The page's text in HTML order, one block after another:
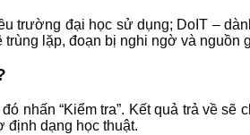
trường đại học sử dụng; DoIT –
lặp, đoạn bị nghi ngờ và nguồn
nhấn “Kiểm tra”. Kết quả trả về
định dạng học thuật.